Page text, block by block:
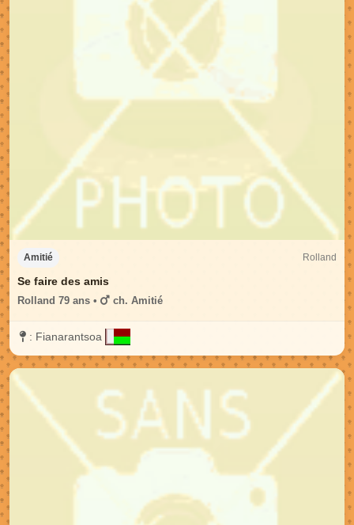
Amitié Rolland
Se faire des amis
Rolland 79 ans • ch. Amitié
: Fianarantsoa